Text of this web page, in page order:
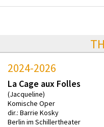
2024-2026
La Cage aux Folles
(Jacqueline)
Komische Oper
dir.: Barrie Kosky
Berlin im Schillertheater